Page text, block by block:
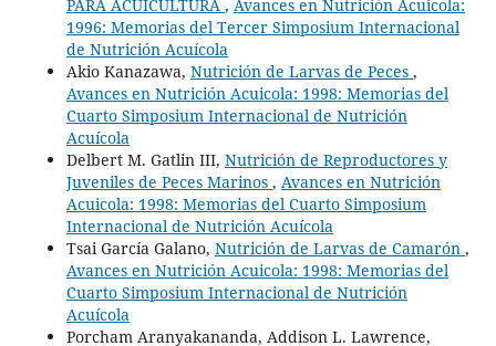
PARA ACUICULTURA , Avances en Nutrición Acuicola:
1996: Memorias del Tercer Simposium Internacional
de Nutrición Acuícola
Akio Kanazawa, Nutrición de Larvas de Peces ,
Avances en Nutrición Acuicola: 1998: Memorias del
Cuarto Simposium Internacional de Nutrición
Acuícola
Delbert M. Gatlin III, Nutrición de Reproductores y
Juveniles de Peces Marinos , Avances en Nutrición
Acuicola: 1998: Memorias del Cuarto Simposium
Internacional de Nutrición Acuícola
Tsai García Galano, Nutrición de Larvas de Camarón ,
Avances en Nutrición Acuicola: 1998: Memorias del
Cuarto Simposium Internacional de Nutrición
Acuícola
Porcham Aranyakananda, Addison L. Lawrence,